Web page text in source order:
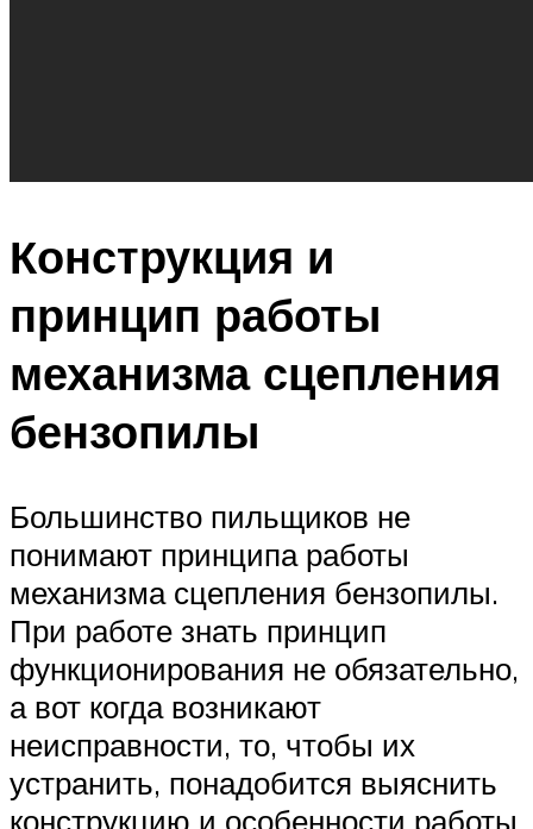
Конструкция и
принцип работы
механизма сцепления
бензопилы
Большинство пильщиков не
понимают принципа работы
механизма сцепления бензопилы.
При работе знать принцип
функционирования не обязательно,
а вот когда возникают
неисправности, то, чтобы их
устранить, понадобится выяснить
конструкцию и особенности работы